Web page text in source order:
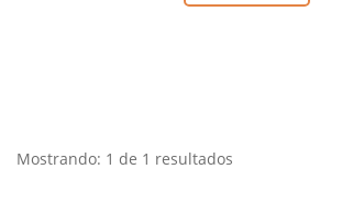
Mostrando: 1 de 1 resultados